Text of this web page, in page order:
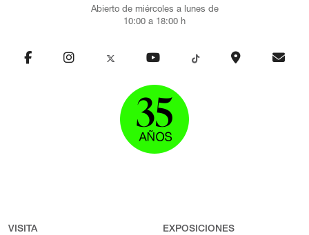
Abierto de miércoles a lunes de
10:00 a 18:00 h
VISITA EXPOSICIONES